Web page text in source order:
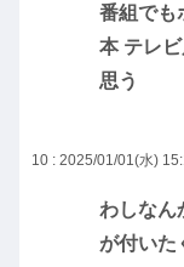
番組でも
本 テレ
思う
10 : 2025/01/01(水)
わしなん
が付いた